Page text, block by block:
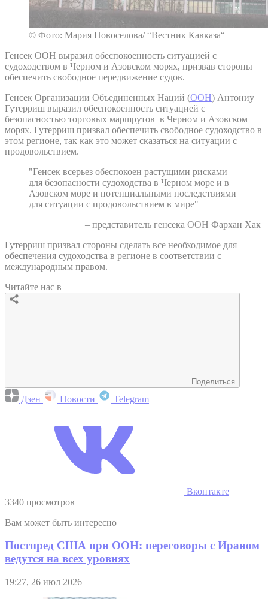
© Фото: Мария Новоселова/ “Вестник Кавказа“
Генсек ООН выразил обеспокоенность ситуацией с
судоходством в Черном и Азовском морях, призвав стороны
обеспечить свободное передвижение судов.
Генсек Организации Объединенных Наций (ООН) Антониу
Гутерриш выразил обеспокоенность ситуацией с
безопасностью торговых маршрутов в Черном и Азовском
морях. Гутерриш призвал обеспечить свободное судоходство в
этом регионе, так как это может сказаться на ситуации с
продовольствием.
"Генсек всерьез обеспокоен растущими рисками
для безопасности судоходства в Черном море и в
Азовском море и потенциальными последствиями
для ситуации с продовольствием в мире"
– представитель генсека ООН Фархан Хак
Гутерриш призвал стороны сделать все необходимое для
обеспечения судоходства в регионе в соответствии с
международным правом.
Читайте нас в
Поделиться
Дзен Новости Telegram
Вконтакте
3340 просмотров
Вам может быть интересно
Постпред США при ООН: переговоры с Ираном
ведутся на всех уровнях
19:27, 26 июл 2026